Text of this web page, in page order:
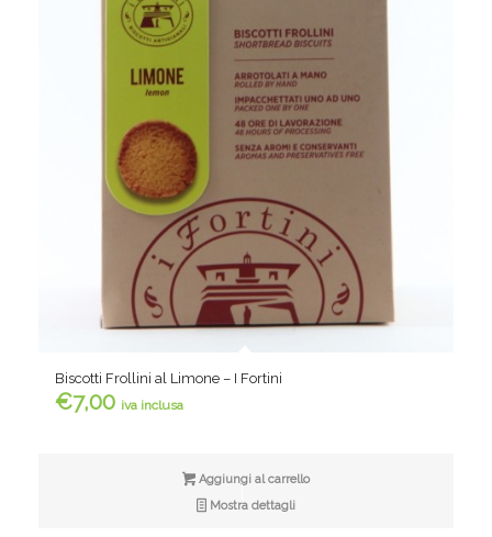
Biscotti Frollini al Limone – I Fortini
€7,00 iva inclusa
Aggiungi al carrello
Mostra dettagli